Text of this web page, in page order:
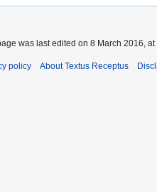
was last edited on 8 March 2016, at
policy About Textus Receptus